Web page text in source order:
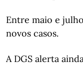
Entre maio e
novos casos.
A DGS alerta